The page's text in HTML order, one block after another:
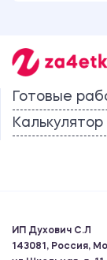
Готовые
ИП Духович С.Л
143081, Россия,